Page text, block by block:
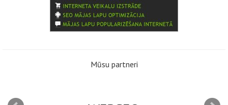
Mūsu partneri